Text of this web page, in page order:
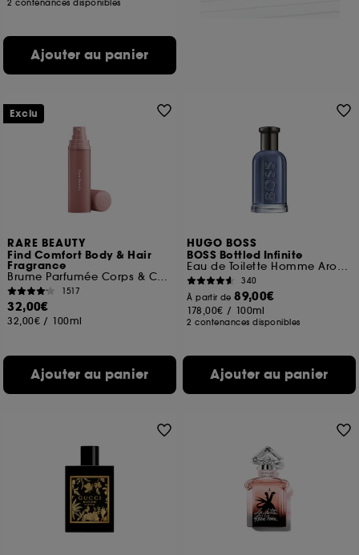
2 contenances disponibles
Ajouter au panier
RARE BEAUTY
Find Comfort Body & Hair
Fragrance
Brume Parfumée Corps & Cheveux
1517
32,00€
32,00€ / 100ml
Ajouter au panier
Exclu
HUGO BOSS
BOSS Bottled Infinite
Eau de Toilette Homme Aromatique et Fruitée
340
À partir de89,00€
178,00€ / 100ml
2 contenances disponibles
Ajouter au panier